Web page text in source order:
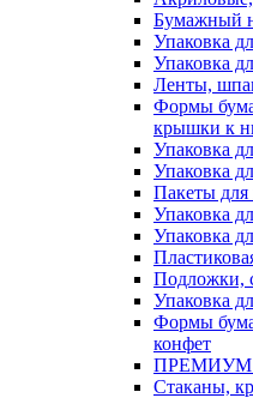
Бумажный
Упаковка
Упаковка
Ленты,
Формы
крышки к
Упаковка
Упаковка
Пакеты для
Упаковка
Упаковка
Подложки,
Упаковка
Формы
конфет
ПРЕМИУМ
Стаканы,